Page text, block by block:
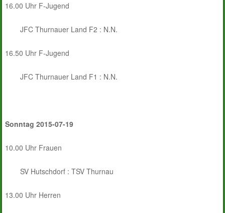
16.00 Uhr F-Jugend
JFC Thurnauer Land F2 : N.N.
16.50 Uhr F-Jugend
JFC Thurnauer Land F1 : N.N.
Sonntag 2015-07-19
10.00 Uhr Frauen
SV Hutschdorf : TSV Thurnau
13.00 Uhr Herren